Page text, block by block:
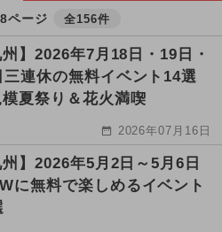
ページ 全156件
州】2026年7月18日・19日・
三連休の無料イベント14選
夏祭り＆花火満喫
2026年07月16日
州】2026年5月2日～5月6日
に無料で楽しめるイベント